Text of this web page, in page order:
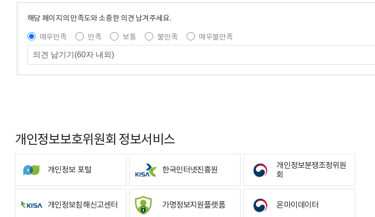
해당 페이지의 만족도와 소중한 의견 남겨주세요.
매우만족
만족 보통 불만족
매우불만족
개인정보보호위원회 정보서비스
개인정보 포털 한국인터넷진흥원
개인정보분쟁조정위원
회
개인정보침해신고센터 가명정보지원플랫폼 온마이데이터